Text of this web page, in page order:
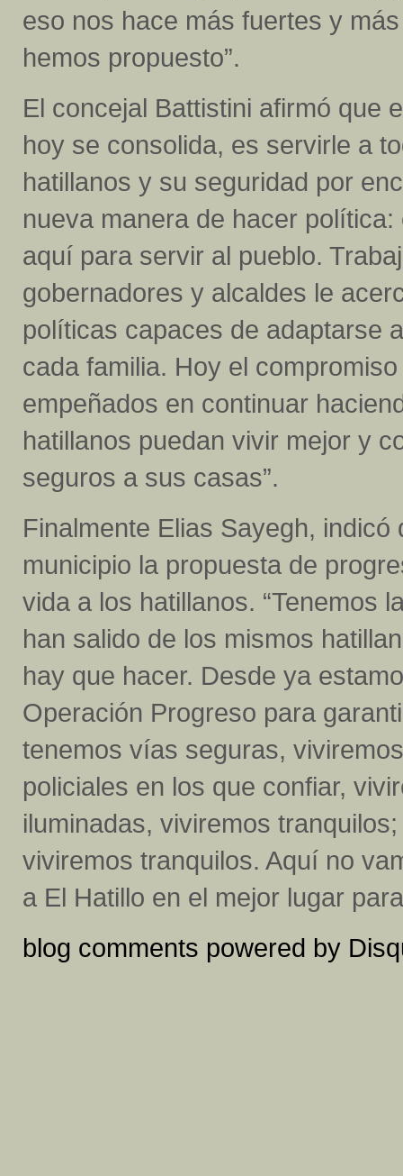
eso nos hace más fuertes y
hemos propuesto”.
El concejal Battistini afirmó que
hoy se consolida, es servirle a
hatillanos y su seguridad por
nueva manera de hacer
aquí para servir al pueblo.
gobernadores y alcaldes le
políticas capaces de adaptarse
cada familia. Hoy el
empeñados en continuar
hatillanos puedan vivir mejor y
seguros a sus casas”.
Finalmente Elias Sayegh,
municipio la propuesta de
vida a los hatillanos. “Tenemos
han salido de los mismos
hay que hacer. Desde ya
Operación Progreso para
tenemos vías seguras,
policiales en los que confiar,
iluminadas, viviremos
viviremos tranquilos. Aquí no
a El Hatillo en el mejor lugar
blog comments powered by